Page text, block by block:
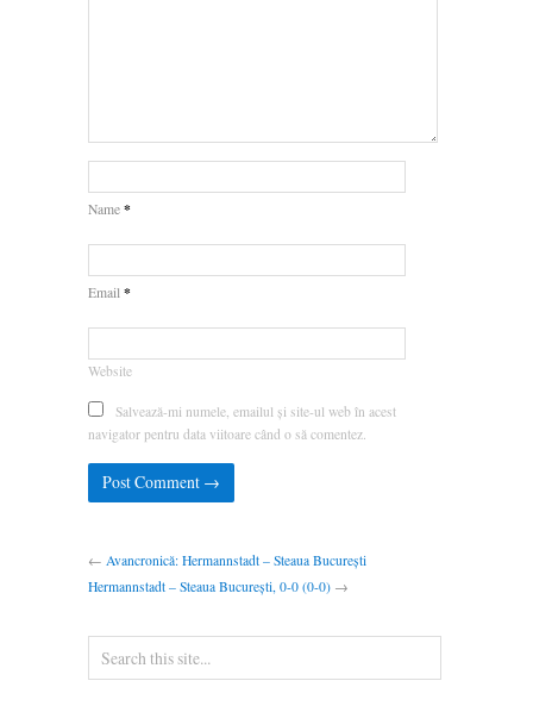
Name *
Email *
Website
Salvează-mi numele, emailul și site-ul web în acest
navigator pentru data viitoare când o să comentez.
← Avancronică: Hermannstadt – Steaua București
Hermannstadt – Steaua București, 0-0 (0-0) →